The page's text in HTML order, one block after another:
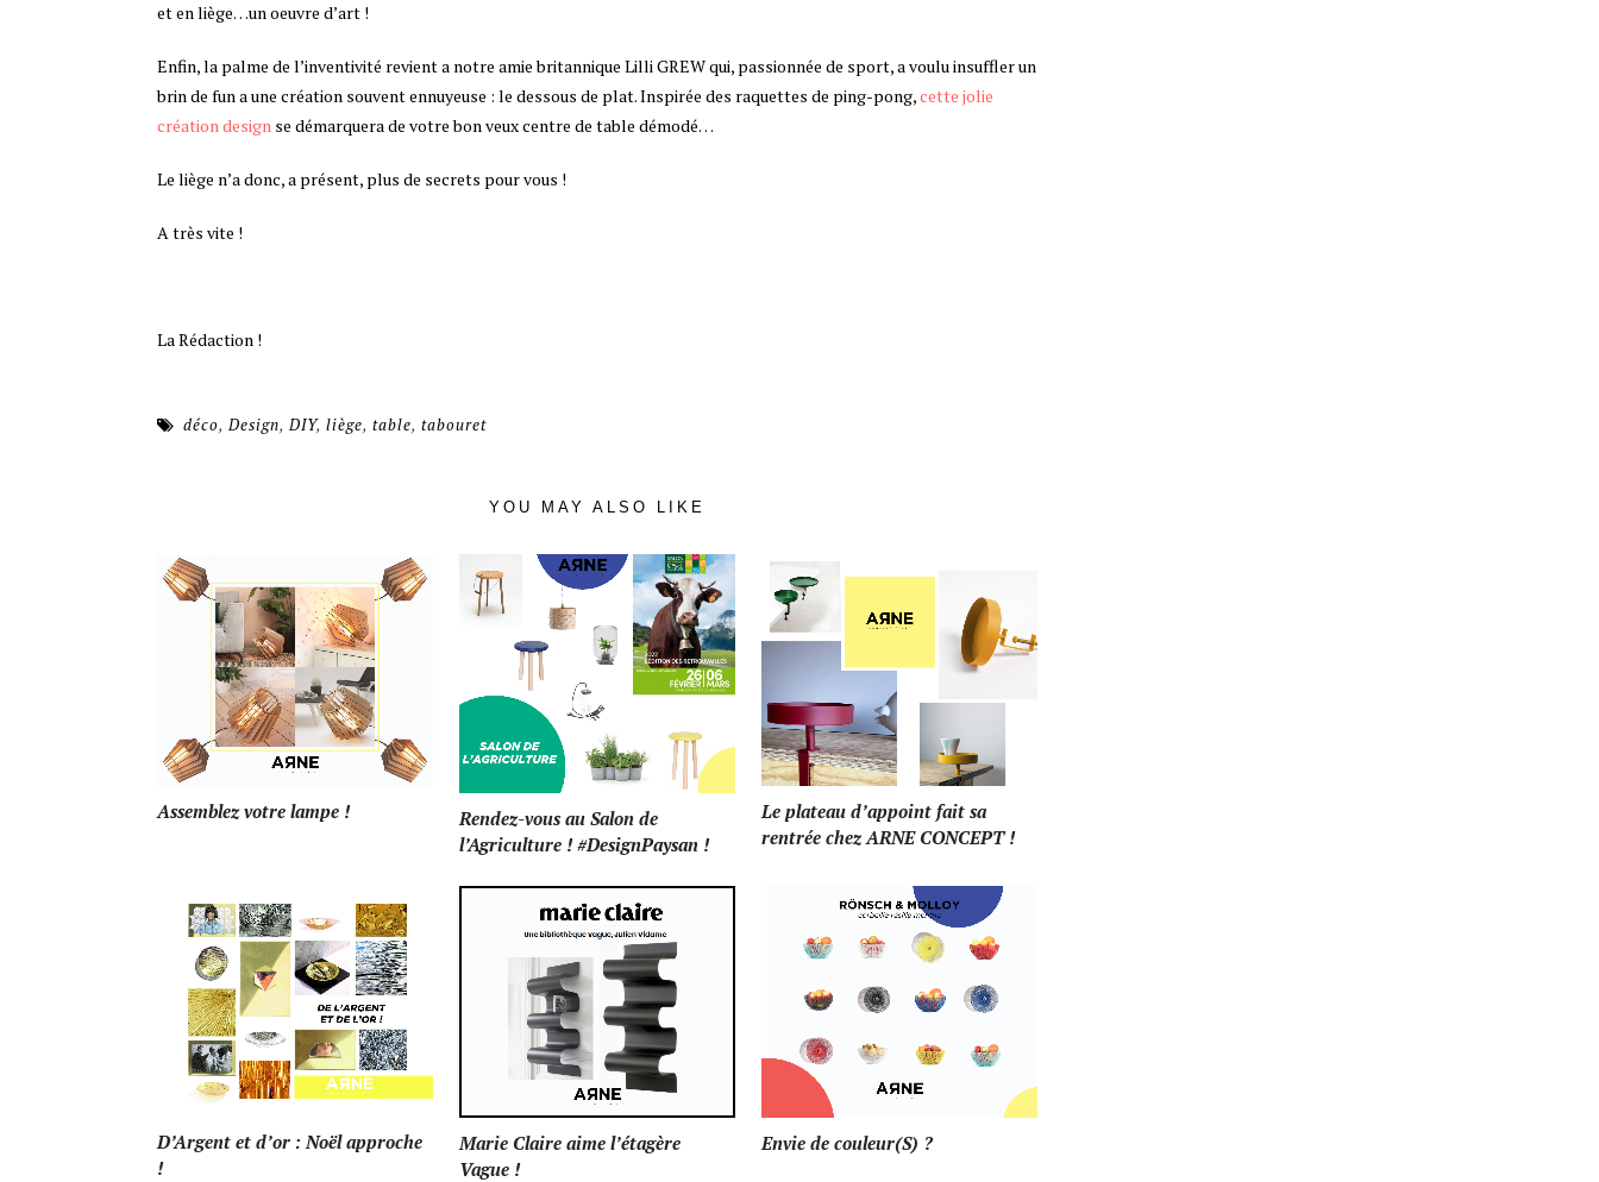
et en liège…un oeuvre d’art !
Enfin, la palme de l’inventivité revient a notre amie britannique Lilli GREW qui, passionnée de sport, a voulu insuffler un
brin de fun a une création souvent ennuyeuse : le dessous de plat. Inspirée des raquettes de ping-pong,cette jolie
création design se démarquera de votre bon veux centre de table démodé…
Le liège n’a donc, a présent, plus de secrets pour vous !
A très vite !
La Rédaction !
déco,Design,DIY,liège,table,tabouret
YOU MAY ALSO LIKE
Assemblez votre lampe !
Rendez-vous au Salon de
l’Agriculture ! #DesignPaysan !
Le plateau d’appoint fait sa
rentrée chez ARNE CONCEPT !
D’Argent et d’or : Noël approche
!
Marie Claire aime l’étagère
Vague !
Envie de couleur(S) ?